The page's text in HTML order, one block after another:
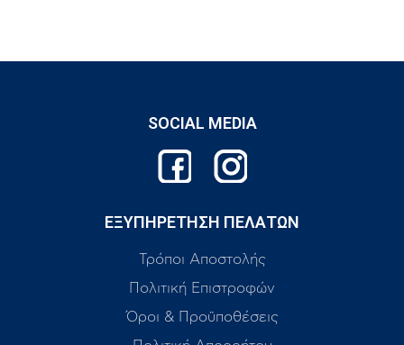
SOCIAL MEDIA
ΕΞΥΠΗΡΕΤΗΣΗ ΠΕΛΑΤΩΝ
Τρόποι Αποστολής
Πολιτική Επιστροφών
Όροι & Προϋποθέσεις